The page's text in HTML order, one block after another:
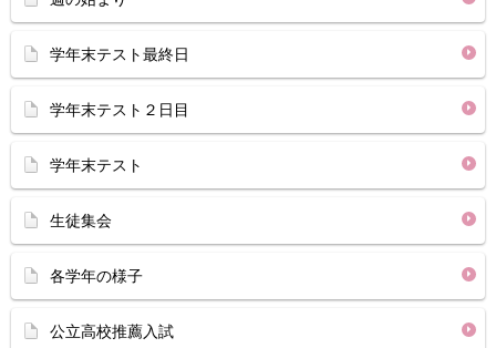
学年末テスト最終日
学年末テスト２日目
学年末テスト
生徒集会
各学年の様子
公立高校推薦入試